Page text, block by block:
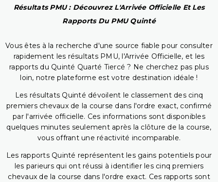
Résultats PMU : Découvrez L'Arrivée Officielle Et Les
Rapports Du PMU Quinté
Vous êtes à la recherche d'une source fiable pour consulter
rapidement les résultats PMU, l'Arrivée Officielle, et les
rapports du Quinté Quarté Tiercé ? Ne cherchez pas plus
loin, notre plateforme est votre destination idéale !
Les résultats Quinté dévoilent le classement des cinq
premiers chevaux de la course dans l'ordre exact, confirmé
par l'arrivée officielle. Ces informations sont disponibles
quelques minutes seulement après la clôture de la course,
vous offrant une réactivité incomparable.
Les rapports Quinté représentent les gains potentiels pour
les parieurs qui ont réussi à identifier les cinq premiers
chevaux de la course dans l'ordre exact. Ces rapports sont